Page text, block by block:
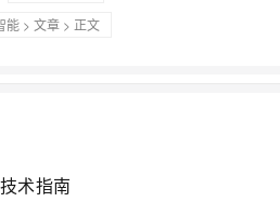
能 > 文章 > 正文
术指南